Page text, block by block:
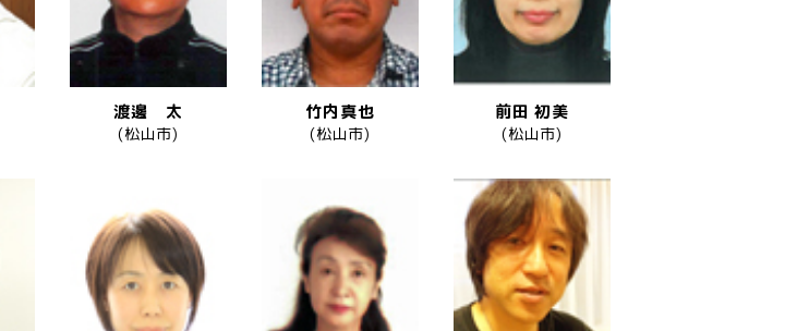
渡邊 太
(松山市)
竹内真也
(松山市)
前田 初美
(松山市)